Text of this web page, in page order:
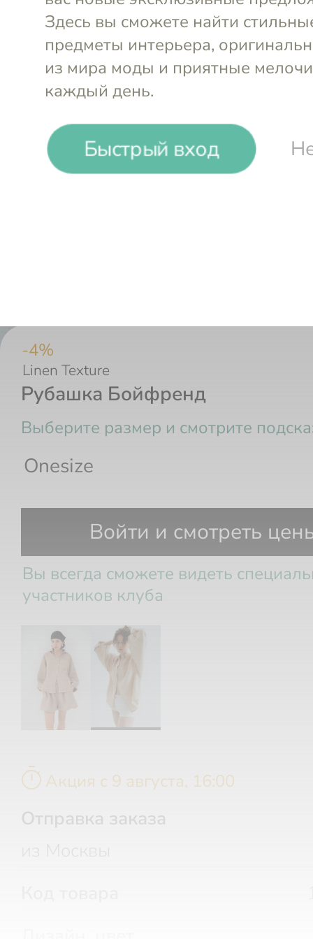
Быстрый вход
-4%
Рубашка Бойфренд
Linen Texture
Выберите размер и смотрите
Onesize
Грудь
Войти и смотреть
Вы всегда сможете видеть
участников клуба
timer Акция c 9 августа, 16:00
Отправка заказа